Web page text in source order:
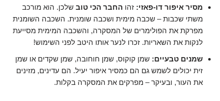
מסיר איפור דו-פאזי: זהו החבר הכי טוב שלכן. הוא מורכב
משתי שכבות – שכבה מימית ושכבה שומנית. השכבה השומנית
מפרקת את הפולימרים של המסקרה, והשכבה המימית מסייעת
לנקות את השאריות. זכרו לנער אותו היטב לפני השימוש!
שמנים טבעיים: שמן קוקוס, שמן חוחובה, שמן שקדים או שמן
זית יכולים לשמש גם הם כמסיר איפור יעיל. הם עדינים, מזינים
את העור, ובעיקר – מפרקים את המסקרה בקלות.